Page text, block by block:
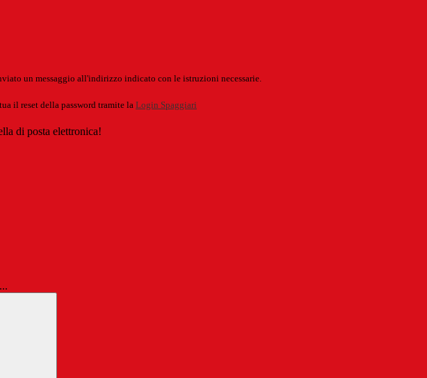
un messaggio all'indirizzo indicato con le istruzioni necessarie.
il reset della password tramite la Login Spaggiari
di posta elettronica!